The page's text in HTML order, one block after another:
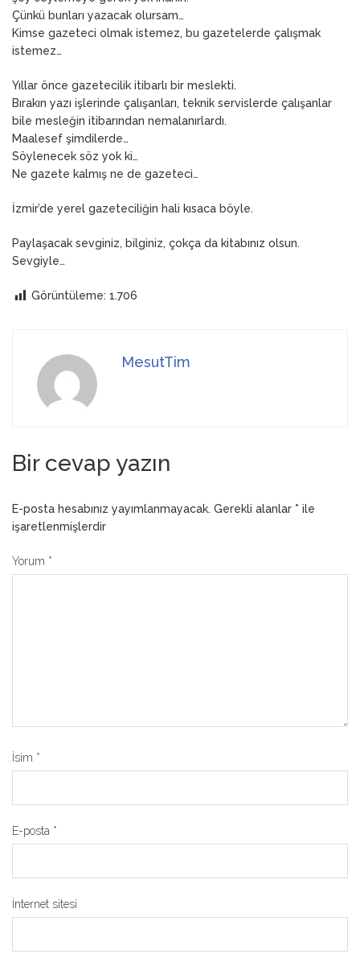
Çünkü bunları yazacak olursam…
Kimse gazeteci olmak istemez, bu gazetelerde çalışmak
istemez…
Yıllar önce gazetecilik itibarlı bir meslekti.
Bırakın yazı işlerinde çalışanları, teknik servislerde çalışanlar
bile mesleğin itibarından nemalanırlardı.
Maalesef şimdilerde…
Söylenecek söz yok ki…
Ne gazete kalmış ne de gazeteci…
İzmir’de yerel gazeteciliğin hali kısaca böyle.
Paylaşacak sevginiz, bilginiz, çokça da kitabınız olsun.
Sevgiyle…
Görüntüleme: 1.706
MesutTim
Bir cevap yazın
E-posta hesabınız yayımlanmayacak. Gerekli alanlar * ile
işaretlenmişlerdir
Yorum *
İsim *
E-posta *
İnternet sitesi